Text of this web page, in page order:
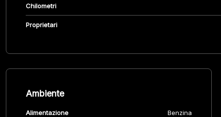
Chilometri
Proprietari
Ambiente
Alimentazione Benzina